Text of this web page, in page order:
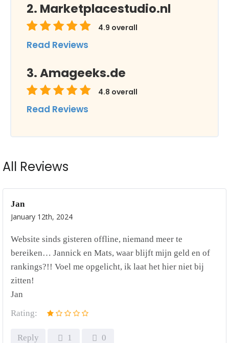
Marketplacestudio.nl
4.9 overall
Read Reviews
Amageeks.de
4.8 overall
Read Reviews
All Reviews
Jan
January 12th, 2024
Website sinds gisteren offline, niemand meer te
bereiken… Jannick en Mats, waar blijft mijn geld en of
rankings?!! Voel me opgelicht, ik laat het hier niet bij
zitten!
Jan
Rating:
Reply 1 0